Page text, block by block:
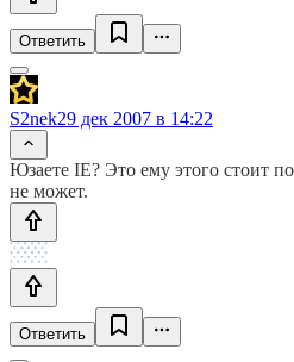
Ответить
S2nek29 дек 2007 в 14:22
Юзаете IE? Это ему этого стоит
не может.
Ответить